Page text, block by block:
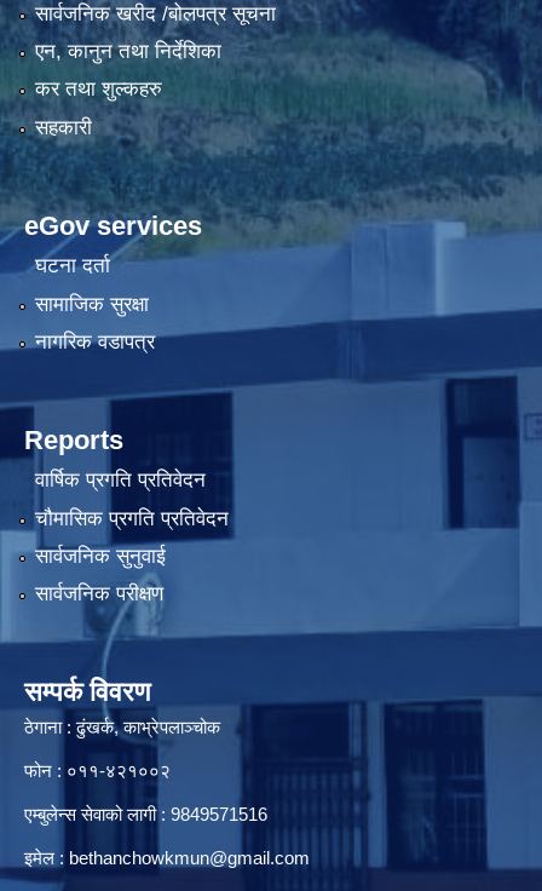
सार्वजनिक खरीद /बोलपत्र सूचना
एन, कानुन तथा निर्देशिका
कर तथा शुल्कहरु
सहकारी
eGov services
घटना दर्ता
सामाजिक सुरक्षा
नागरिक वडापत्र
Reports
वार्षिक प्रगति प्रतिवेदन
चौमासिक प्रगति प्रतिवेदन
सार्वजनिक सुनुवाई
सार्वजनिक परीक्षण
सम्पर्क विवरण
ठेगाना : ढुंखर्क, काभ्रेपलाञ्चोक
फोन : ०११-४२१००२
एम्बुलेन्स सेवाको लागी : 9849571516
इमेल : bethanchowkmun@gmail.com